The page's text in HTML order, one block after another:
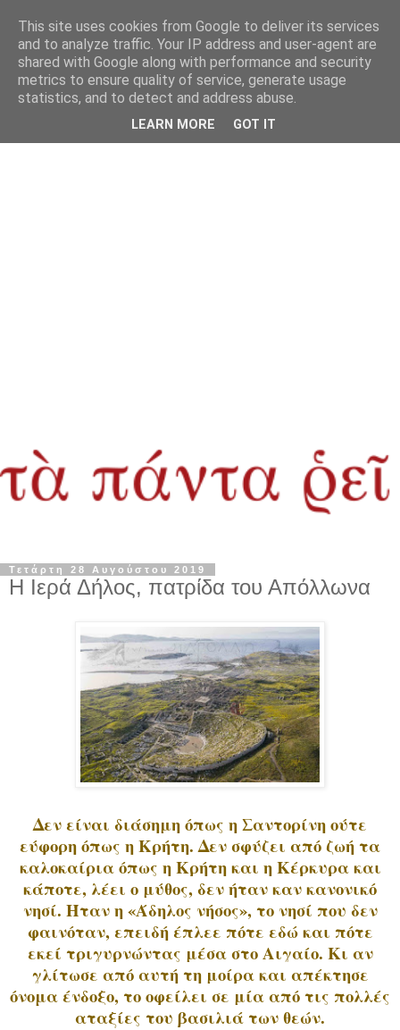
Τετάρτη 28 Αυγούστου 2019
Η Ιερά Δήλος, πατρίδα του Απόλλωνα
Δεν είναι διάσημη όπως η Σαντορίνη ούτε
εύφορη όπως η Κρήτη. Δεν σφύζει από ζωή τα
καλοκαίρια όπως η Κρήτη και η Κέρκυρα και
κάποτε, λέει ο μύθος, δεν ήταν καν κανονικό
νησί. Ήταν η «Άδηλος νήσος», το νησί που δεν
φαινόταν, επειδή έπλεε πότε εδώ και πότε
εκεί τριγυρνώντας μέσα στο Αιγαίο. Κι αν
γλίτωσε από αυτή τη μοίρα και απέκτησε
όνομα ένδοξο, το οφείλει σε μία από τις πολλές
αταξίες του βασιλιά των θεών.
This site uses cookies from Google to deliver its services
and to analyze traffic. Your IP address and user-agent are
shared with Google along with performance and security
metrics to ensure quality of service, generate usage
statistics, and to detect and address abuse.
LEARN MORE GOT IT